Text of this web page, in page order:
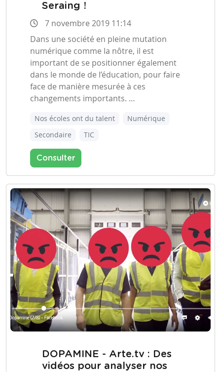
Seraing !
7 novembre 2019 11:14
Dans une société en pleine mutation
numérique comme la nôtre, il est
important de se positionner également
dans le monde de l’éducation, pour faire
face de manière mesurée à ces
changements importants. …
Nos écoles ont du talent
Numérique
Secondaire
TIC
Consulter
DOPAMINE - Arte.tv : Des
vidéos pour analyser nos